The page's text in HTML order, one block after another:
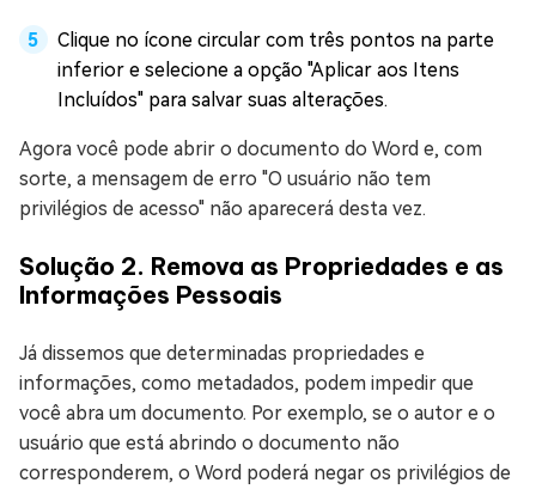
Clique no ícone circular com três pontos na parte
inferior e selecione a opção "Aplicar aos Itens
Incluídos" para salvar suas alterações.
Agora você pode abrir o documento do Word e, com
sorte, a mensagem de erro "O usuário não tem
privilégios de acesso" não aparecerá desta vez.
Solução 2. Remova as Propriedades e as
Informações Pessoais
Já dissemos que determinadas propriedades e
informações, como metadados, podem impedir que
você abra um documento. Por exemplo, se o autor e o
usuário que está abrindo o documento não
corresponderem, o Word poderá negar os privilégios de